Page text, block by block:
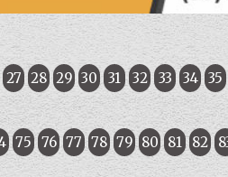
27 28 29 30 31 32 33 34 35
75 76 77 78 79 80 81 82